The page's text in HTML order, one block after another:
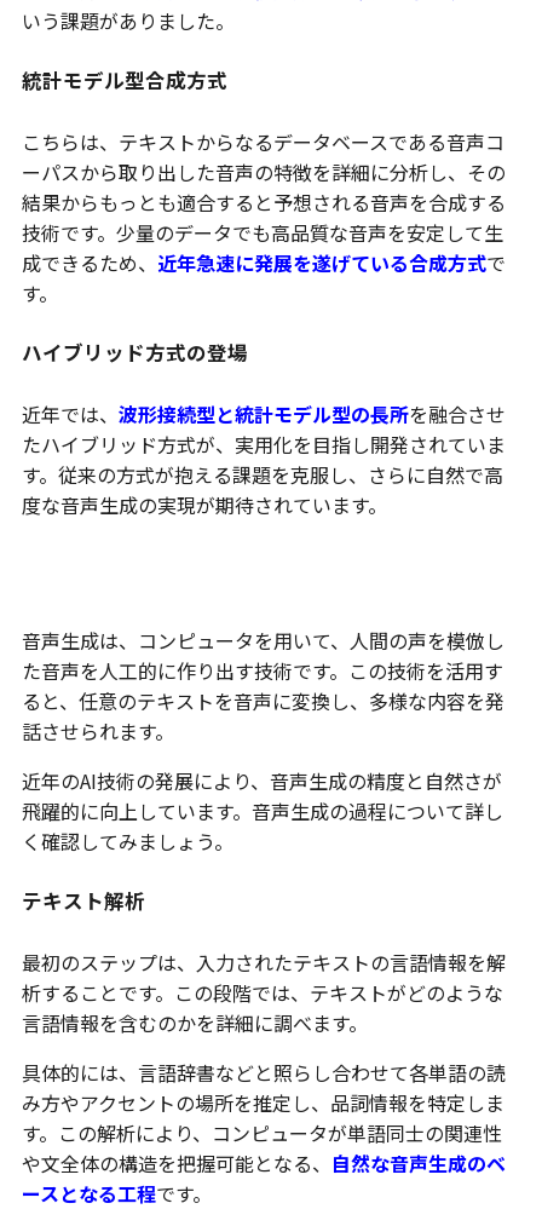
いう課題がありました。
統計モデル型合成方式
こちらは、テキストからなるデータベースである音声コ
ーパスから取り出した音声の特徴を詳細に分析し、その
結果からもっとも適合すると予想される音声を合成する
技術です。少量のデータでも高品質な音声を安定して生
成できるため、 近年急速に発展を遂げている合成方式で
す。
ハイブリッド方式の登場
近年では、 波形接続型と統計モデル型の長所を融合させ
たハイブリッド方式が、実用化を目指し開発されていま
す。従来の方式が抱える課題を克服し、さらに自然で高
度な音声生成の実現が期待されています。
音声生成は、コンピュータを用いて、人間の声を模倣し
た音声を人工的に作り出す技術です。この技術を活用す
ると、任意のテキストを音声に変換し、多様な内容を発
話させられます。
近年のAI技術の発展により、音声生成の精度と自然さが
飛躍的に向上しています。音声生成の過程について詳し
く確認してみましょう。
テキスト解析
最初のステップは、入力されたテキストの言語情報を解
析することです。この段階では、テキストがどのような
言語情報を含むのかを詳細に調べます。
具体的には、言語辞書などと照らし合わせて各単語の読
み方やアクセントの場所を推定し、品詞情報を特定しま
す。この解析により、コンピュータが単語同士の関連性
や文全体の構造を把握可能となる、 自然な音声生成のベ
ースとなる工程です。